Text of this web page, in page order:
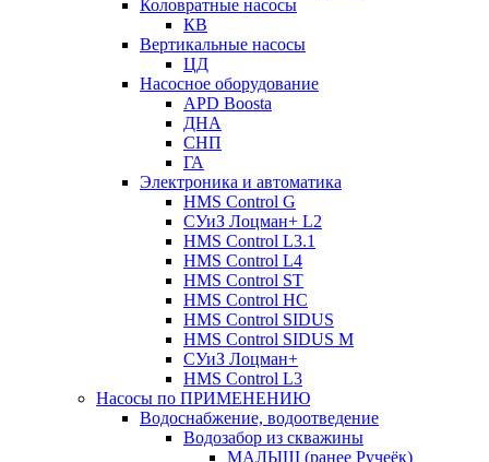
Коловратные насосы
КВ
Вертикальные насосы
ЦД
Насосное оборудование
APD Boosta
ДНА
СНП
ГА
Электроника и автоматика
HMS Control G
СУиЗ Лоцман+ L2
HMS Control L3.1
HMS Control L4
HMS Control ST
HMS Control HC
HMS Control SIDUS
HMS Control SIDUS M
СУиЗ Лоцман+
HMS Control L3
Насосы по ПРИМЕНЕНИЮ
Водоснабжение, водоотведение
Водозабор из скважины
МАЛЫШ (ранее Ручеёк)